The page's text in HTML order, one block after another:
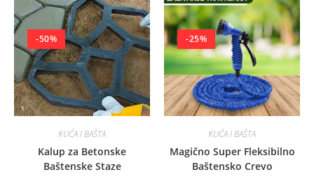
-50%
KUĆA I BAŠTA
Kalup za Betonske
Baštenske Staze
-25%
KUĆA I BAŠTA
Magično Super Fleksibilno
Baštensko Crevo